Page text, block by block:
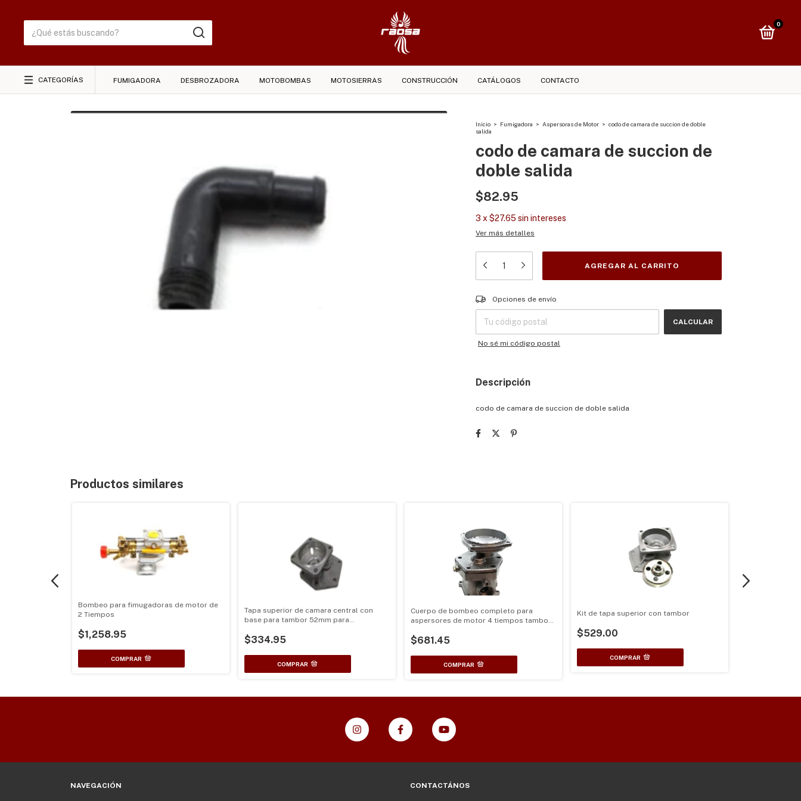
0
CATEGORÍAS FUMIGADORA DESBROZADORA MOTOBOMBAS MOTOSIERRAS CONSTRUCCIÓN CATÁLOGOS CONTACTO
Inicio > Fumigadora > Aspersoras de Motor > codo de camara de succion de doble
salida
codo de camara de succion de
doble salida
$82.95
3 x $27.65 sin intereses
Ver más detalles
Entregas para el CP:
Opciones de envío
CALCULAR
No sé mi código postal
Descripción
codo de camara de succion de doble salida
Productos similares
Bombeo para fimugadoras de motor de
2 Tiempos
$1,258.95
Tapa superior de camara central con
base para tambor 52mm para
$334.95
Cuerpo de bombeo completo para
aspersores de motor 4 tiempos tambor
$681.45
Kit de tapa superior con tambor
$529.00
NAVEGACIÓN CONTACTÁNOS